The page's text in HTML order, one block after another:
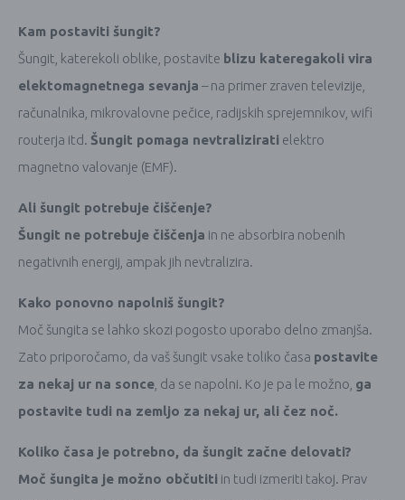
Kam postaviti šungit?
Šungit, katerekoli oblike, postavite blizu kateregakoli vira
elektomagnetnega sevanja – na primer zraven televizije,
računalnika, mikrovalovne pečice, radijskih sprejemnikov, wifi
routerja itd. Šungit pomaga nevtralizirati elektro
magnetno valovanje (EMF).
Ali šungit potrebuje čiščenje?
Šungit ne potrebuje čiščenja in ne absorbira nobenih
negativnih energij, ampak jih nevtralizira.
Kako ponovno napolniš šungit?
Moč šungita se lahko skozi pogosto uporabo delno zmanjša.
Zato priporočamo, da vaš šungit vsake toliko časa postavite
za nekaj ur na sonce , da se napolni. Ko je pa le možno, ga
postavite tudi na zemljo za nekaj ur, ali čez noč.
Koliko časa je potrebno, da šungit začne delovati?
Moč šungita je možno občutiti in tudi izmeriti takoj. Prav